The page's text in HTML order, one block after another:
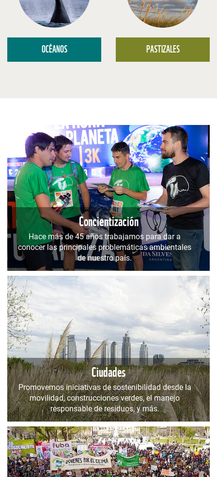
OCÉANOS PASTIZALES
Concientización
Hace más de 45 años trabajamos para dar a
conocer las principales problemáticas ambientales
de nuestro país.
Ciudades
Promovemos iniciativas de sostenibilidad desde la
movilidad, construcciones verdes, el manejo
responsable de residuos, y más.